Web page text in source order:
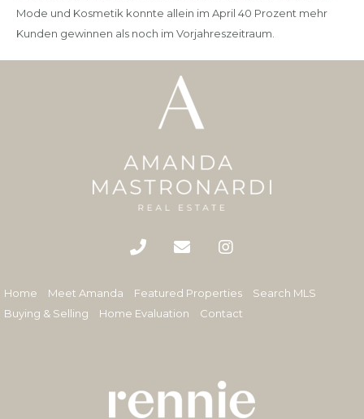
Mode und Kosmetik konnte allein im April 40 Prozent mehr
Kunden gewinnen als noch im Vorjahreszeitraum.
Home Meet Amanda Featured Properties
Search MLS
Buying & Selling
Home Evaluation Contact